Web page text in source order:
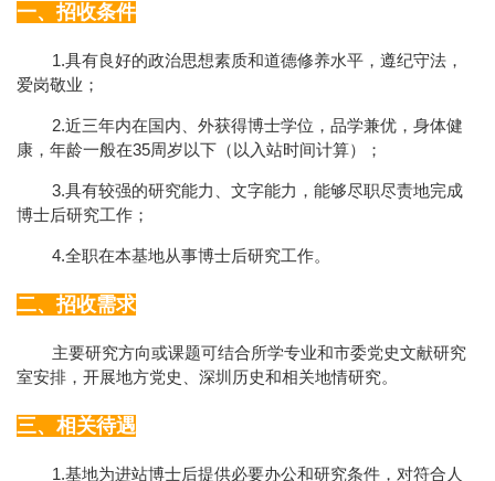
一、招收条件
1.具有良好的政治思想素质和道德修养水平，遵纪守法，
爱岗敬业；
2.近三年内在国内、外获得博士学位，品学兼优，身体健
康，年龄一般在35周岁以下（以入站时间计算）；
3.具有较强的研究能力、文字能力，能够尽职尽责地完成
博士后研究工作；
4.全职在本基地从事博士后研究工作。
二、招收需求
主要研究方向或课题可结合所学专业和市委党史文献研究
室安排，开展地方党史、深圳历史和相关地情研究。
三、相关待遇
1.基地为进站博士后提供必要办公和研究条件，对符合人